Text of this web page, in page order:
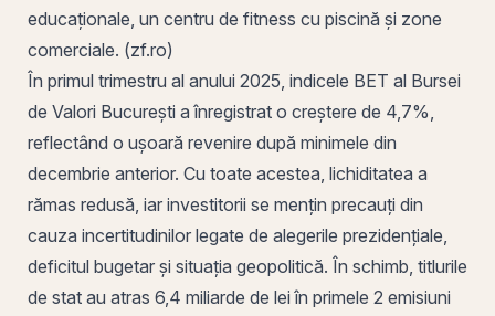
educaționale, un centru de fitness cu piscină și zone
comerciale. (zf.ro)
​În primul trimestru al anului 2025, indicele BET al Bursei
de Valori București a înregistrat o creștere de 4,7%,
reflectând o ușoară revenire după minimele din
decembrie anterior. Cu toate acestea, lichiditatea a
rămas redusă, iar investitorii se mențin precauți din
cauza incertitudinilor legate de alegerile prezidențiale,
deficitul bugetar și situația geopolitică. În schimb, titlurile
de stat au atras 6,4 miliarde de lei în primele 2 emisiuni